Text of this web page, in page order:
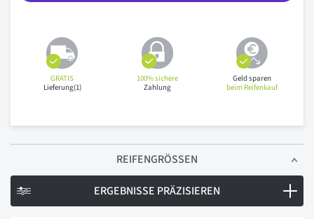
GRATIS
Lieferung(1)
100% sichere
Zahlung
Geld sparen
beim Reifenkauf
REIFENGRÖSSEN
ERGEBNISSE PRÄZISIEREN